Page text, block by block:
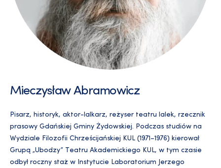
Mieczysław Abramowicz
Pisarz, historyk, aktor-lalkarz, reżyser teatru lalek, rzecznik
prasowy Gdańskiej Gminy Żydowskiej. Podczas studiów na
Wydziale Filozofii Chrześcijańskiej KUL (1971–1976) kierował
Grupą „Ubodzy” Teatru Akademickiego KUL, w tym czasie
odbył roczny staż w Instytucie Laboratorium Jerzego